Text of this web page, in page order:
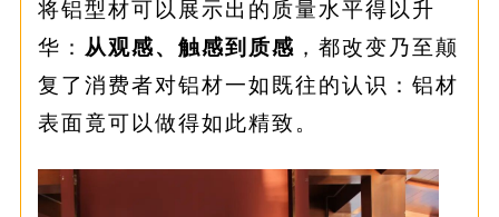
将铝型材可以展示出的质量水平得以升
华： 从观感、触感到质感 ，都改变乃至颠
复了消费者对铝材一如既往的认识：铝材
表面竟可以做得如此精致。